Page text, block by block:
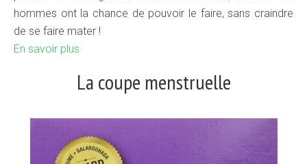
hommes ont la chance de pouvoir le faire, sans craindre
de se faire mater !
En savoir plus
La coupe menstruelle